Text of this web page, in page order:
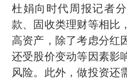
杜娟向时代周报记者
款、固收类理财等相比
高资产，除了考虑分红
还受股价变动等因素影
风险。此外，做投资还